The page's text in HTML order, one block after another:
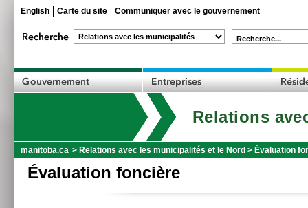
English Carte du site Communiquer avec le gouvernement
Recherche...
Relations
manitoba.ca > Relations avec les municipalités et le Nord > Évaluation
Évaluation foncière